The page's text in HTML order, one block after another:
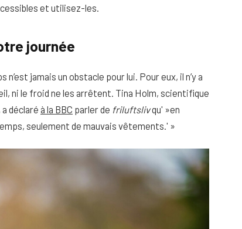
et utilisez-les.
journée
jamais un obstacle pour lui. Pour eux, il n’y a
ni le froid ne les arrêtent. Tina Holm, scientifique
déclaréà la BBC parler de friluftslivqu' »en
seulement de mauvais vêtements.' »